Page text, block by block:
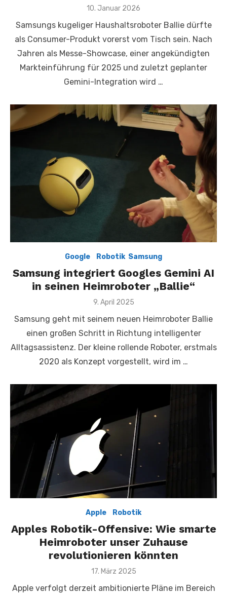
Posted
10. Januar 2026
Samsungs kugeliger Haushaltsroboter Ballie dürfte
als Consumer-Produkt vorerst vom Tisch sein. Nach
Jahren als Messe-Showcase, einer angekündigten
Markteinführung für 2025 und zuletzt geplanter
Gemini-Integration wird …
Google Robotik, Samsung
Samsung integriert Googles Gemini AI
in seinen Heimroboter „Ballie“
Posted
9. April 2025
Samsung geht mit seinem neuen Heimroboter Ballie
einen großen Schritt in Richtung intelligenter
Alltagsassistenz. Der kleine rollende Roboter, erstmals
2020 als Konzept vorgestellt, wird im …
Apple Robotik
Apples Robotik-Offensive: Wie smarte
Heimroboter unser Zuhause
revolutionieren könnten
Posted
17. März 2025
Apple verfolgt derzeit ambitionierte Pläne im Bereich